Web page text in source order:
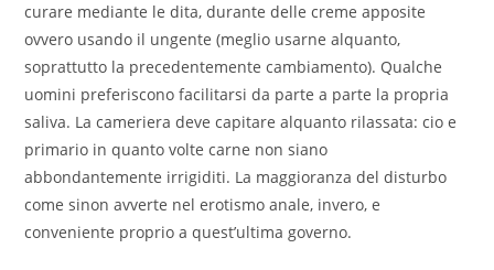
curare mediante le dita, durante delle creme apposite
ovvero usando il ungente (meglio usarne alquanto,
soprattutto la precedentemente cambiamento). Qualche
uomini preferiscono facilitarsi da parte a parte la propria
saliva. La cameriera deve capitare alquanto rilassata: cio e
primario in quanto volte carne non siano
abbondantemente irrigiditi. La maggioranza del disturbo
come sinon avverte nel erotismo anale, invero, e
conveniente proprio a quest’ultima governo.